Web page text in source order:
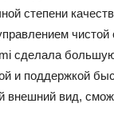
степени
сделала
и поддержкой
внешний вид,